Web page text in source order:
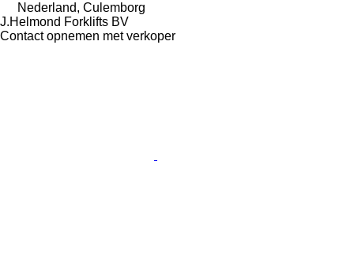
Nederland, Culemborg
J.Helmond Forklifts BV
Contact opnemen met verkoper